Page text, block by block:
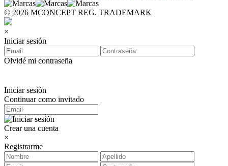
© 2026 MCONCEPT REG. TRADEMARK
×
Iniciar sesión
Olvidé mi contraseña
Iniciar sesión
Continuar como invitado
Crear una cuenta
×
Registrarme